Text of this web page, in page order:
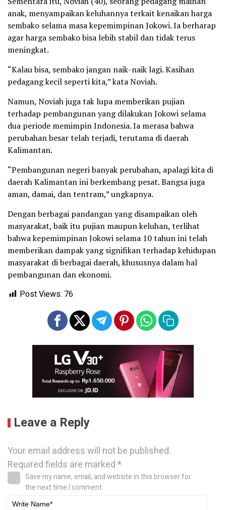
anak, menyampaikan keluhannya terkait kenaikan harga
sembako selama masa kepemimpinan Jokowi. Ia berharap
agar harga sembako bisa lebih stabil dan tidak terus
meningkat.
“Kalau bisa, sembako jangan naik-naik lagi. Kasihan
pedagang kecil seperti kita,” kata Noviah.
Namun, Noviah juga tak lupa memberikan pujian
terhadap pembangunan yang dilakukan Jokowi selama
dua periode memimpin Indonesia. Ia merasa bahwa
perubahan besar telah terjadi, terutama di daerah
Kalimantan.
“Pembangunan negeri banyak perubahan, apalagi kita di
daerah Kalimantan ini berkembang pesat. Bangsa juga
aman, damai, dan tentram,” ungkapnya.
Dengan berbagai pandangan yang disampaikan oleh
masyarakat, baik itu pujian maupun keluhan, terlihat
bahwa kepemimpinan Jokowi selama 10 tahun ini telah
memberikan dampak yang signifikan terhadap kehidupan
masyarakat di berbagai daerah, khususnya dalam hal
pembangunan dan ekonomi.
Post Views: 76
Leave a Reply
Your email address will not be published.
Required fields are marked*
Save my name, email, and website in this browser for
the next time I comment.